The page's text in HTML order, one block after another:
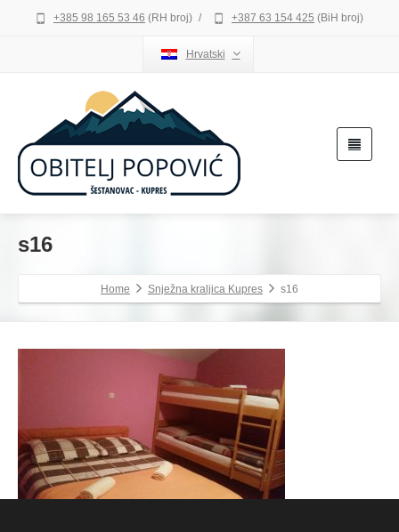
+385 98 165 53 46 (RH broj) / +387 63 154 425 (BiH broj)
Hrvatski
s16
Home Snježna kraljica Kupres s16